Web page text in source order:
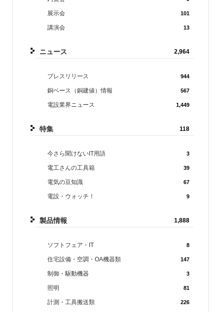
展示会 101
講演会 13
ニュース 2,964
プレスリリース 944
銅ベース（銅建値）情報 567
電設業界ニュース 1,449
特集 118
今さら聞けないIT用語 3
電工さんの工具箱 39
電気の豆知識 67
電設・ウォッチ！ 9
製品情報 1,888
ソフトフェア・IT 8
住宅設備・空調・OA機器類 147
制御・駆動機器 3
照明 81
計測・工具搬送類 226